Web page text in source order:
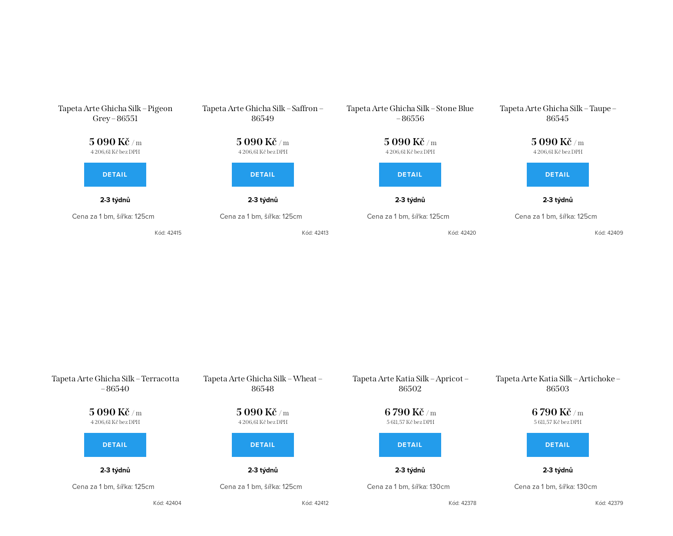
Tapeta Arte Ghicha Silk – Pigeon
Grey – 86551
4 206,61 Kč bez DPH
5 090 Kč / m
DETAIL
2-3 týdnů
Cena za 1 bm, šířka: 125cm
Kód: 42415
Tapeta Arte Ghicha Silk – Saffron –
86549
4 206,61 Kč bez DPH
5 090 Kč/ m
DETAIL
2-3 týdnů
Cena za 1 bm, šířka: 125cm
Kód: 42413
Tapeta Arte Ghicha Silk – Stone Blue
– 86556
4 206,61 Kč bez DPH
5 090 Kč / m
DETAIL
2-3 týdnů
Cena za 1 bm, šířka: 125cm
Kód: 42420
Tapeta Arte Ghicha Silk – Taupe –
86545
4 206,61 Kč bez DPH
5 090 Kč/ m
DETAIL
2-3 týdnů
Cena za 1 bm, šířka: 125cm
Kód: 42409
Tapeta Arte Ghicha Silk – Terracotta
– 86540
4 206,61 Kč bez DPH
5 090 Kč / m
DETAIL
2-3 týdnů
Cena za 1 bm, šířka: 125cm
Kód: 42404
Tapeta Arte Ghicha Silk – Wheat –
86548
4 206,61 Kč bez DPH
5 090 Kč / m
DETAIL
2-3 týdnů
Cena za 1 bm, šířka: 125cm
Kód: 42412
Tapeta Arte Katia Silk – Apricot –
86502
5 611,57 Kč bez DPH
6 790 Kč / m
DETAIL
2-3 týdnů
Cena za 1 bm, šířka: 130cm
Kód: 42378
Tapeta Arte Katia Silk – Artichoke –
86503
5 611,57 Kč bez DPH
6 790 Kč / m
DETAIL
2-3 týdnů
Cena za 1 bm, šířka: 130cm
Kód: 42379